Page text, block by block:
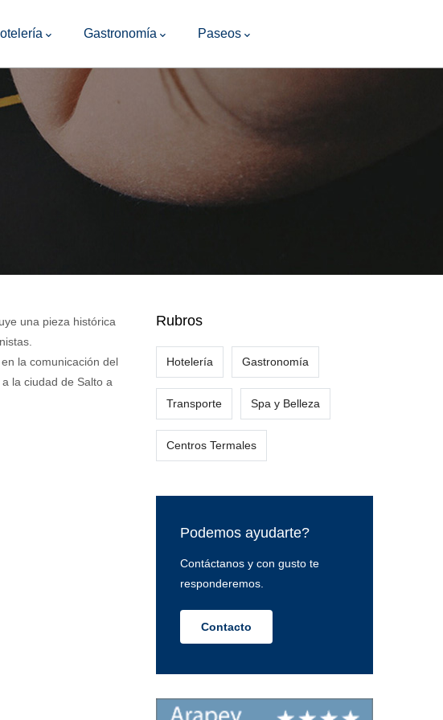
Gastronomía Paseos
una pieza histórica
la comunicación del
la ciudad de Salto a
Rubros
Hotelería Gastronomía
Transporte Spa y Belleza
Centros Termales
Podemos ayudarte?
Contáctanos y con gusto te
responderemos.
Contacto